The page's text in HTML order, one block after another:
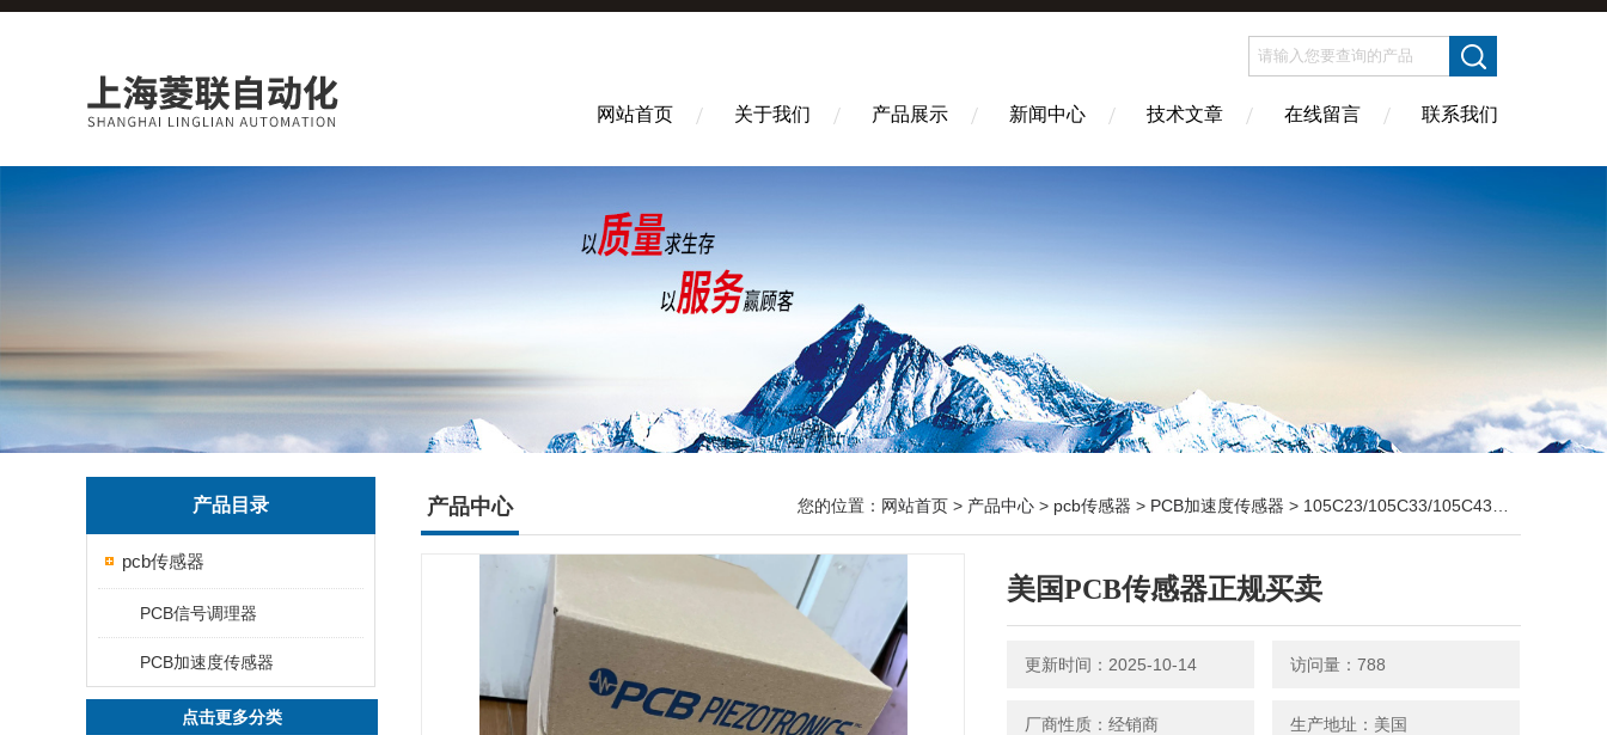
网站首页 关于我们 产品展示 新闻中心 技术文章 在线留言 联系我们
产品目录
pcb传感器
PCB信号调理器
PCB加速度传感器
点击更多分类
产品中心 您的位置： 网站首页 > 产品中心 > pcb传感器 > PCB加速度传感器 > 105C23/105C33/105C43美国PCB传感器正规买卖
美国PCB传感器正规买卖
更新时间：2025-10-14 访问量：788
厂商性质：经销商 生产地址：美国